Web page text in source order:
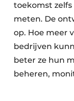
toekomst
meten. De
op. Hoe meer
bedrijven
beter ze hun
beheren,